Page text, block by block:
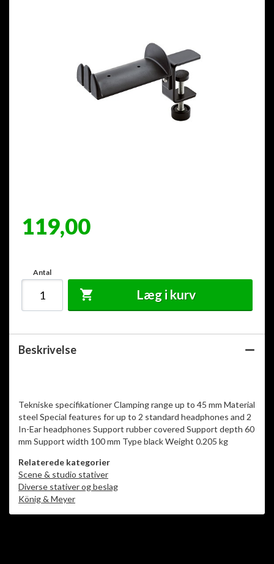
119,00
Antal
Læg i kurv
Beskrivelse
Tekniske specifikationer Clamping range up to 45 mm Material
steel Special features for up to 2 standard headphones and 2
In-Ear headphones Support rubber covered Support depth 60
Relaterede kategorier
Scene & studio stativer
Diverse stativer og beslag
König & Meyer